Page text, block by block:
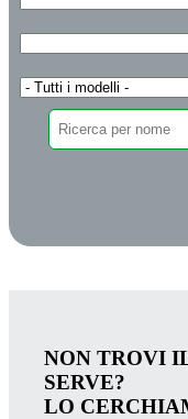
NON TROVI
SERVE?
LO